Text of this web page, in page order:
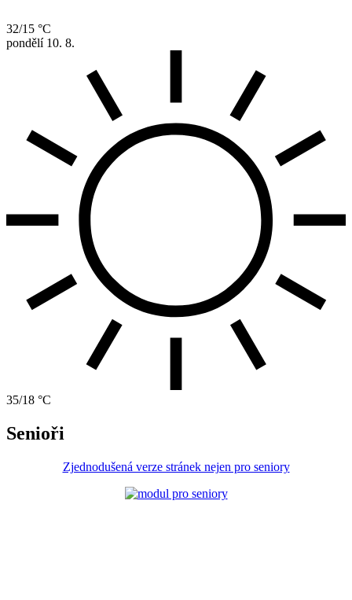
32/15 °C
pondělí 10. 8.
35/18 °C
Senioři
Zjednodušená verze stránek nejen pro seniory